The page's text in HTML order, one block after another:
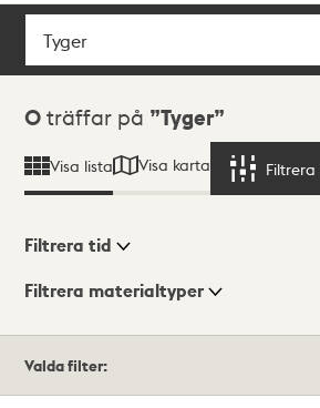
Sök
Sökresultat
0 träffar på Tyger
Visa lista Visa karta Filtrera
Visningsläge
Filtrera tid
Filtrera materialtyper
träffar
Valda filter: